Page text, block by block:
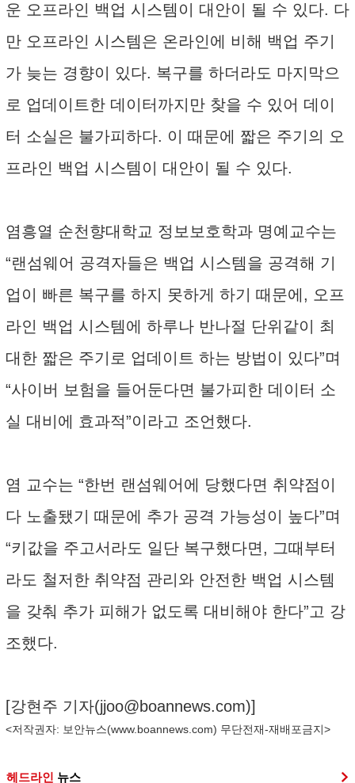
운 오프라인 백업 시스템이 대안이 될 수 있다. 다
만 오프라인 시스템은 온라인에 비해 백업 주기
가 늦는 경향이 있다. 복구를 하더라도 마지막으
로 업데이트한 데이터까지만 찾을 수 있어 데이
터 소실은 불가피하다. 이 때문에 짧은 주기의 오
프라인 백업 시스템이 대안이 될 수 있다.
염흥열 순천향대학교 정보보호학과 명예교수는
“랜섬웨어 공격자들은 백업 시스템을 공격해 기
업이 빠른 복구를 하지 못하게 하기 때문에, 오프
라인 백업 시스템에 하루나 반나절 단위같이 최
대한 짧은 주기로 업데이트 하는 방법이 있다”며
“사이버 보험을 들어둔다면 불가피한 데이터 소
실 대비에 효과적”이라고 조언했다.
염 교수는 “한번 랜섬웨어에 당했다면 취약점이
다 노출됐기 때문에 추가 공격 가능성이 높다”며
“키값을 주고서라도 일단 복구했다면, 그때부터
라도 철저한 취약점 관리와 안전한 백업 시스템
을 갖춰 추가 피해가 없도록 대비해야 한다”고 강
조했다.
[강현주 기자(jjoo@boannews.com)]
<저작권자: 보안뉴스(www.boannews.com) 무단전재-재배포금지>
헤드라인 뉴스